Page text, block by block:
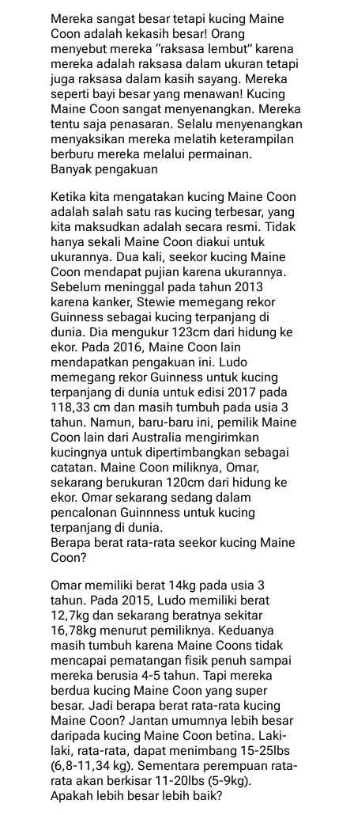
Mereka sangat besar tetapi kucing Maine
Coon adalah kekasih besar! Orang
menyebut mereka “raksasa lembut” karena
mereka adalah raksasa dalam ukuran tetapi
juga raksasa dalam kasih sayang. Mereka
seperti bayi besar yang menawan! Kucing
Maine Coon sangat menyenangkan. Mereka
tentu saja penasaran. Selalu menyenangkan
menyaksikan mereka melatih keterampilan
berburu mereka melalui permainan.
Banyak pengakuan
Ketika kita mengatakan kucing Maine Coon
adalah salah satu ras kucing terbesar, yang
kita maksudkan adalah secara resmi. Tidak
hanya sekali Maine Coon diakui untuk
ukurannya. Dua kali, seekor kucing Maine
Coon mendapat pujian karena ukurannya.
Sebelum meninggal pada tahun 2013
karena kanker, Stewie memegang rekor
Guinness sebagai kucing terpanjang di
dunia. Dia mengukur 123cm dari hidung ke
ekor. Pada 2016, Maine Coon lain
mendapatkan pengakuan ini. Ludo
memegang rekor Guinness untuk kucing
terpanjang di dunia untuk edisi 2017 pada
118,33 cm dan masih tumbuh pada usia 3
tahun. Namun, baru-baru ini, pemilik Maine
Coon lain dari Australia mengirimkan
kucingnya untuk dipertimbangkan sebagai
catatan. Maine Coon miliknya, Omar,
sekarang berukuran 120cm dari hidung ke
ekor. Omar sekarang sedang dalam
pencalonan Guinnness untuk kucing
terpanjang di dunia.
Berapa berat rata-rata seekor kucing Maine
Coon?
Omar memiliki berat 14kg pada usia 3
tahun. Pada 2015, Ludo memiliki berat
12,7kg dan sekarang beratnya sekitar
16,78kg menurut pemiliknya. Keduanya
masih tumbuh karena Maine Coons tidak
mencapai pematangan fisik penuh sampai
mereka berusia 4-5 tahun. Tapi mereka
berdua kucing Maine Coon yang super
besar. Jadi berapa berat rata-rata kucing
Maine Coon? Jantan umumnya lebih besar
daripada kucing Maine Coon betina. Laki-
laki, rata-rata, dapat menimbang 15-25lbs
(6,8-11,34 kg). Sementara perempuan rata-
rata akan berkisar 11-20lbs (5-9kg).
Apakah lebih besar lebih baik?